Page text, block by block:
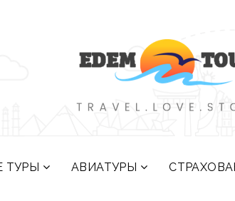
ТУРЫ АВИАТУРЫ